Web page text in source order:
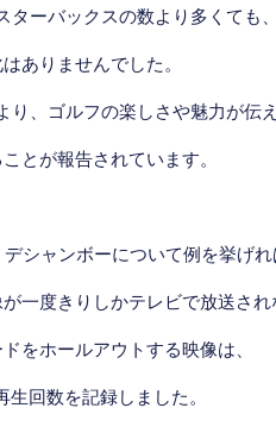
ーバックスの数より多くても、
ありませんでした。
、ゴルフの楽しさや魅力が伝え
とが報告されています。
シャンボーについて例を挙げれ
一度きりしかテレビで放送され
をホールアウトする映像は、
回数を記録しました。